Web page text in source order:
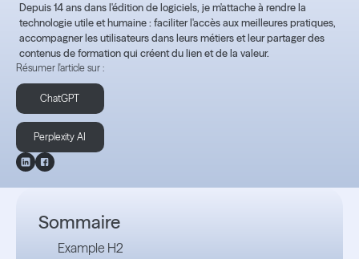
Depuis 14 ans dans l'édition de logiciels, je m'attache à rendre la
technologie utile et humaine : faciliter l'accès aux meilleures pratiques,
accompagner les utilisateurs dans leurs métiers et leur partager des
contenus de formation qui créent du lien et de la valeur.
Résumer l'article sur :
ChatGPT
Perplexity AI
Sommaire
Example H2